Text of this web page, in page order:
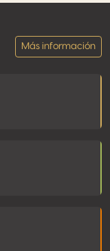
Más información